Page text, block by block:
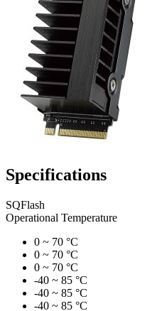
Specifications
SQFlash
Operational Temperature
0 ~ 70 °C
0 ~ 70 °C
0 ~ 70 °C
-40 ~ 85 °C
-40 ~ 85 °C
-40 ~ 85 °C